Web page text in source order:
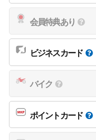
会員特典あり
ビジネスカード
バイク
ポイントカード